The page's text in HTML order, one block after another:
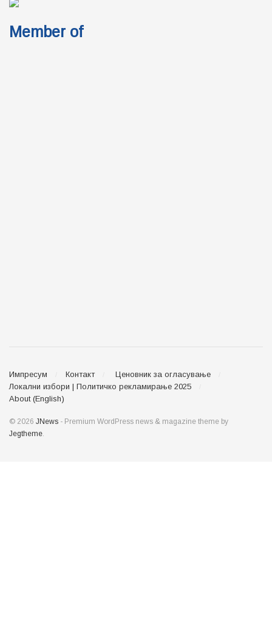
Member of
Импресум Контакт
Ценовник за огласување
Локални избори | Политичко рекламирање 2025
About (English)
© 2026 JNews - Premium WordPress news & magazine theme by
Jegtheme.